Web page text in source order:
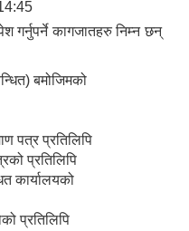
गर्नुपर्ने कागजातहरु निम्न छन्
बमोजिमको
पत्र प्रतिलिपि
प्रतिलिपि
कार्यालयको
प्रतिलिपि